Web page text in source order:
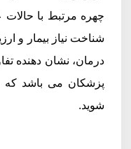
چهره مرتبط با
شناخت نیاز بیمار و
درمان، نشان دهنده
پزشکان می باشد که
شوید.